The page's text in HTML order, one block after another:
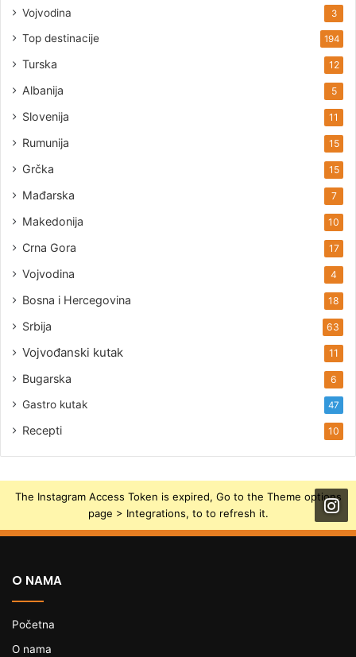
Vojvodina 3
Top destinacije 194
Turska 12
Albanija 5
Slovenija 11
Rumunija 15
Grčka 15
Mađarska 7
Makedonija 10
Crna Gora 17
Vojvodina 4
Bosna i Hercegovina 18
Srbija 63
Vojvođanski kutak 11
Bugarska 6
Gastro kutak 47
Recepti 10
The Instagram Access Token is expired, Go to the Theme options
page > Integrations, to to refresh it.
O NAMA
Početna
O nama